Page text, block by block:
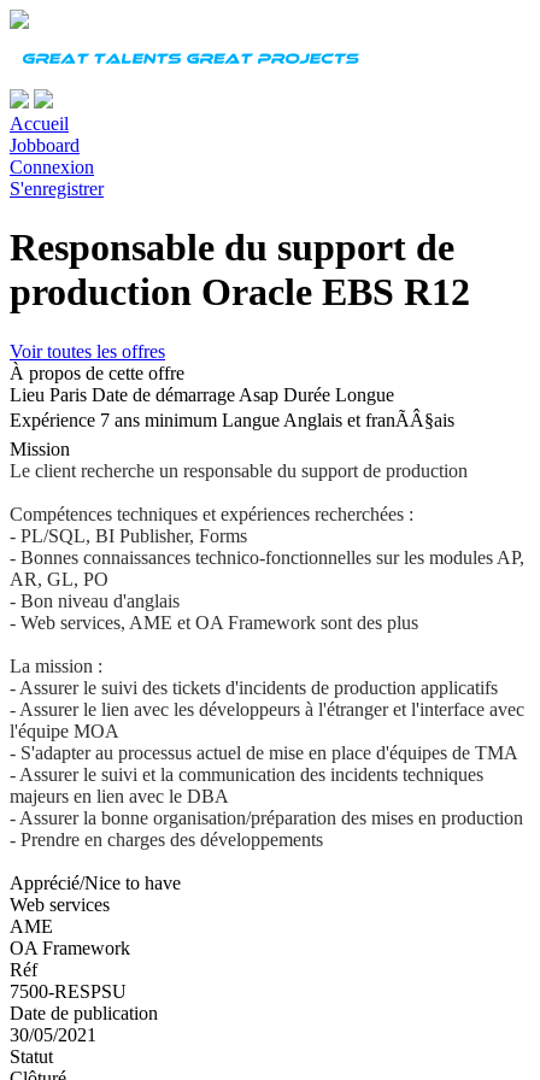
Accueil
Jobboard
Connexion
S'enregistrer
Responsable du support de
production Oracle EBS R12
Voir toutes les offres
À propos de cette offre
Lieu Paris Date de démarrage Asap Durée Longue
Expérience 7 ans minimum Langue Anglais et franÃÂ§ais
Mission
Le client recherche un responsable du support de production
Compétences techniques et expériences recherchées :
- PL/SQL, BI Publisher, Forms
- Bonnes connaissances technico-fonctionnelles sur les modules AP,
AR, GL, PO
- Bon niveau d'anglais
- Web services, AME et OA Framework sont des plus
La mission :
- Assurer le suivi des tickets d'incidents de production applicatifs
- Assurer le lien avec les développeurs à l'étranger et l'interface avec
l'équipe MOA
- S'adapter au processus actuel de mise en place d'équipes de TMA
- Assurer le suivi et la communication des incidents techniques
majeurs en lien avec le DBA
- Assurer la bonne organisation/préparation des mises en production
- Prendre en charges des développements
Apprécié/Nice to have
Web services
AME
OA Framework
Réf
7500-RESPSU
Date de publication
30/05/2021
Statut